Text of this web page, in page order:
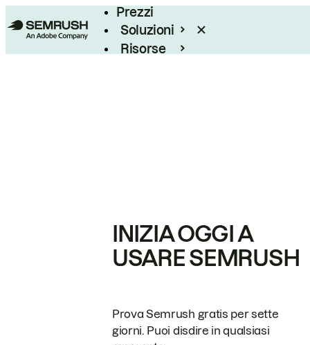
Prezzi
Soluzioni
Risorse
INIZIA OGGI A
USARE SEMRUSH
Prova Semrush gratis per sette
giorni. Puoi disdire in qualsiasi